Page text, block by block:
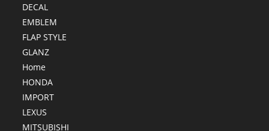
DECAL
EMBLEM
FLAP STYLE
GLANZ
Home
HONDA
IMPORT
LEXUS
MITSUBISHI